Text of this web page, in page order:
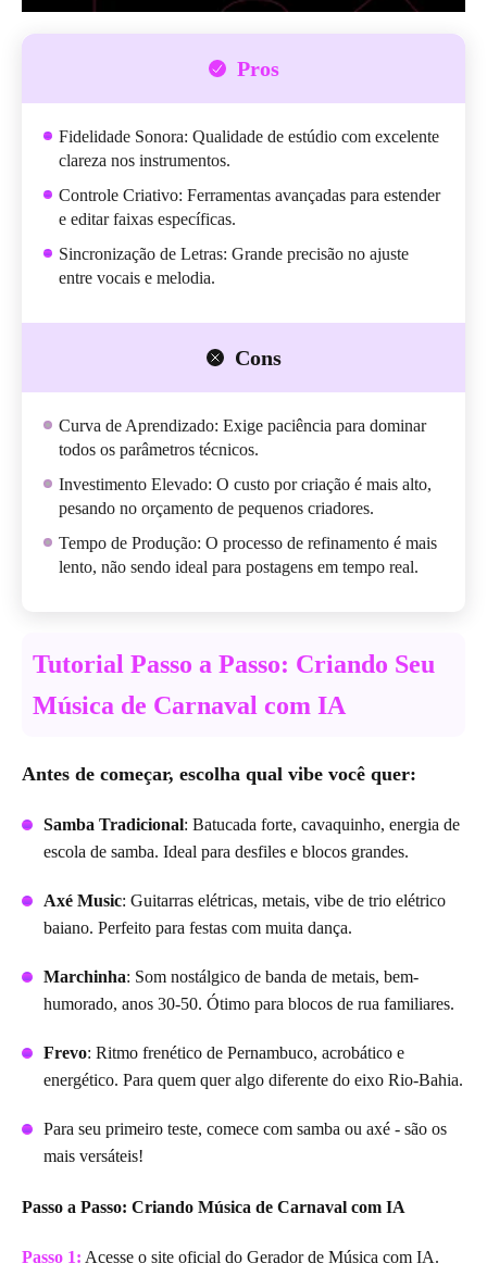
Pros
Fidelidade Sonora: Qualidade de estúdio com excelente
clareza nos instrumentos.
Controle Criativo: Ferramentas avançadas para estender
e editar faixas específicas.
Sincronização de Letras: Grande precisão no ajuste
entre vocais e melodia.
Cons
Curva de Aprendizado: Exige paciência para dominar
todos os parâmetros técnicos.
Investimento Elevado: O custo por criação é mais alto,
pesando no orçamento de pequenos criadores.
Tempo de Produção: O processo de refinamento é mais
lento, não sendo ideal para postagens em tempo real.
Tutorial Passo a Passo: Criando Seu
Música de Carnaval com IA
Antes de começar, escolha qual vibe você quer:
Samba Tradicional: Batucada forte, cavaquinho, energia de
escola de samba. Ideal para desfiles e blocos grandes.
Axé Music: Guitarras elétricas, metais, vibe de trio elétrico
baiano. Perfeito para festas com muita dança.
Marchinha: Som nostálgico de banda de metais, bem-
humorado, anos 30-50. Ótimo para blocos de rua familiares.
Frevo: Ritmo frenético de Pernambuco, acrobático e
energético. Para quem quer algo diferente do eixo Rio-Bahia.
Para seu primeiro teste, comece com samba ou axé - são os
mais versáteis!
Passo a Passo: Criando Música de Carnaval com IA
Passo 1: Acesse o site oficial do Gerador de Música com IA.